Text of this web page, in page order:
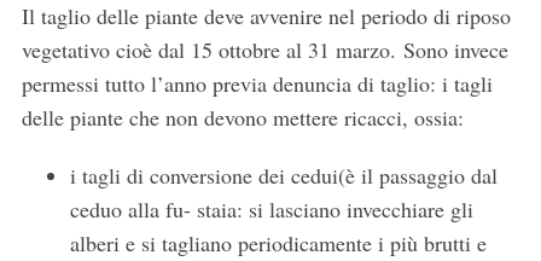
Il taglio delle piante deve avvenire nel periodo di riposo
vegetativo cioè dal 15 ottobre al 31 marzo. Sono invece
permessi tutto l’anno previa denuncia di taglio: i tagli
delle piante che non devono mettere ricacci, ossia:
i tagli di conversione dei cedui(è il passaggio dal
ceduo alla fu- staia: si lasciano invecchiare gli
alberi e si tagliano periodicamente i più brutti e